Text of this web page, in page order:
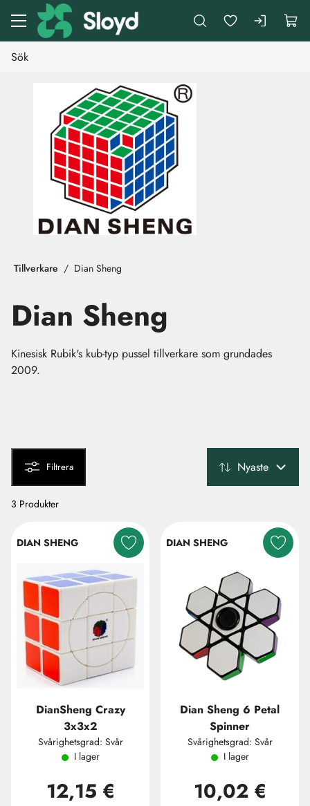
Gå till huvudinnehåll
Tillverkare Dian Sheng
Dian Sheng
Kinesisk Rubik's kub-typ pussel tillverkare som grundades
2009.
Filtrera Nyaste
3 Produkter
DIAN SHENG
DianSheng Crazy
3x3x2
Svårighetsgrad: Svår
I lager
12,15 €
DIAN SHENG
Dian Sheng 6 Petal
Spinner
Svårighetsgrad: Svår
I lager
10,02 €